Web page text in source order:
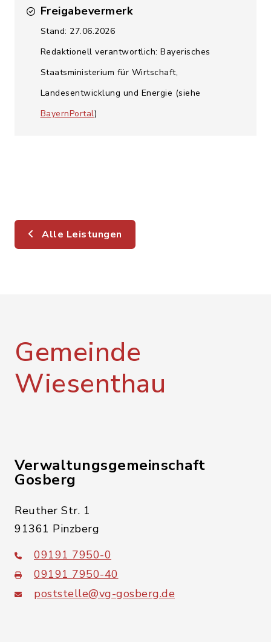
Freigabevermerk
Stand: 27.06.2026
Redaktionell verantwortlich: Bayerisches
Staatsministerium für Wirtschaft,
Landesentwicklung und Energie (siehe
BayernPortal)
Alle Leistungen
Gemeinde
Wiesenthau
Verwaltungsgemeinschaft
Gosberg
Reuther Str. 1
91361 Pinzberg
09191 7950-0
09191 7950-40
poststelle@vg-gosberg.de